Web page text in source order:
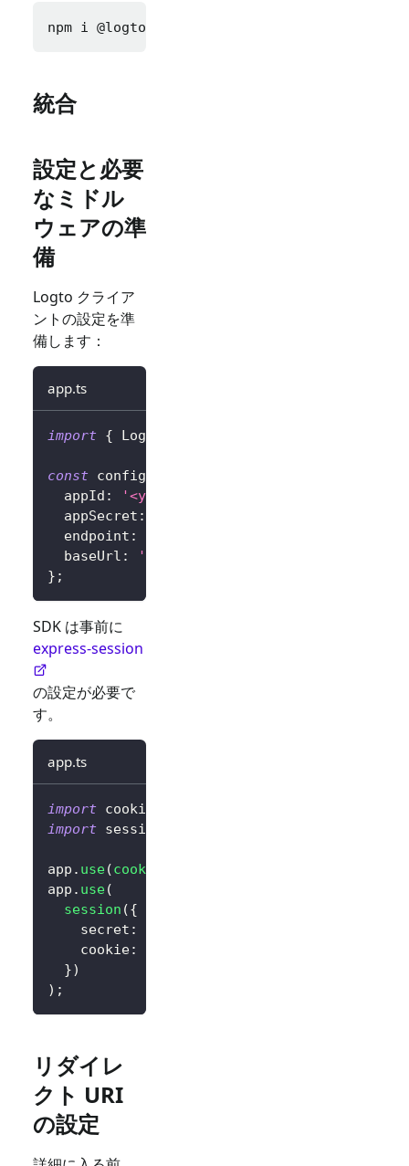
npm i @logto/express cookie-parser express-
統合
設定と必要
なミドル
ウェアの準
備
Logto クライア
ントの設定を準
備します：
app.ts
import { LogtoExpressConfig
const config
  appId
: '<your-application-id>'
  appSecret
:
  endpoint
:
  baseUrl
: '<your-express-app-base-url>'
} ;
SDK は事前に
express-session
の設定が必要で
す。
app.ts
import cookieParser
import session
app . use(cookieParser
app . use(
session ({
    secret
:
    cookie
:
})
) ;
リダイレ
クト URI
の設定